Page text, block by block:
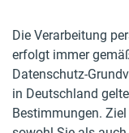
Die Verarbeitung
erfolgt immer
Datenschutz-
in Deutschland
Bestimmungen.